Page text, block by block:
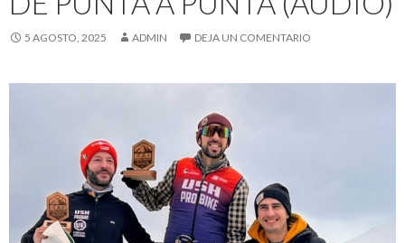
5 AGOSTO, 2025 ADMIN DEJA UN COMENTARIO